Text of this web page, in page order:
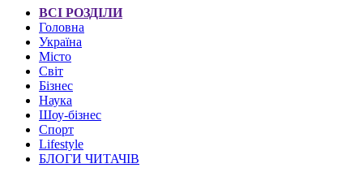
ВСІ РОЗДІЛИ
Головна
Україна
Місто
Світ
Бізнес
Наука
Шоу-бізнес
Спорт
Lifestyle
БЛОГИ ЧИТАЧІВ